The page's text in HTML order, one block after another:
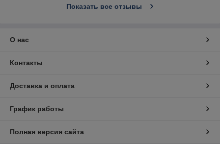
Показать все отзывы
О нас
Контакты
Доставка и оплата
График работы
Полная версия сайта